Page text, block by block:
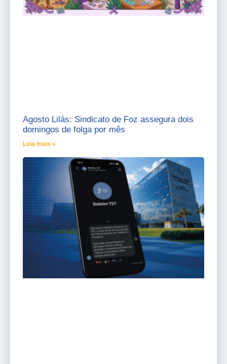
Agosto Lilás: Sindicato de Foz assegura dois
domingos de folga por mês
Leia mais »